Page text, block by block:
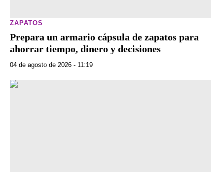
ZAPATOS
Prepara un armario cápsula de zapatos para
ahorrar tiempo, dinero y decisiones
04 de agosto de 2026 - 11:19